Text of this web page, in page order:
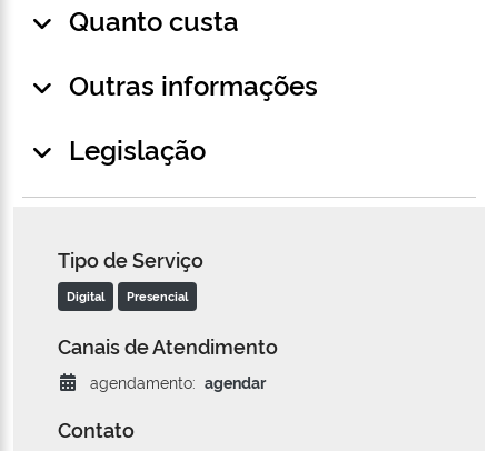
Quanto custa
Outras informações
Legislação
Tipo de Serviço
Digital Presencial
Canais de Atendimento
agendamento: agendar
Contato